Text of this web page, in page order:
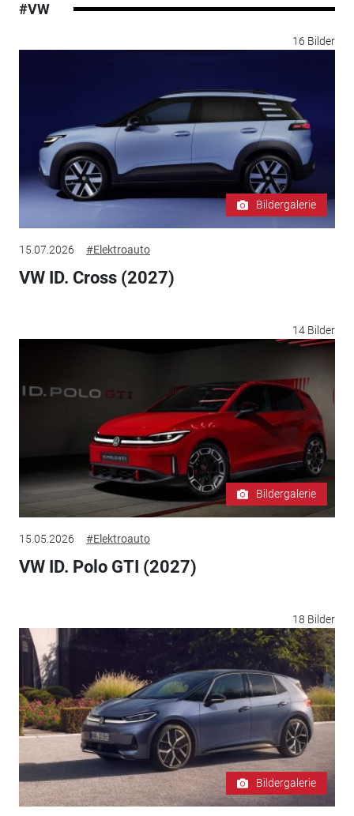
#VW
16 Bilder
Bildergalerie
15.07.2026 #Elektroauto
VW ID. Cross (2027)
14 Bilder
Bildergalerie
15.05.2026 #Elektroauto
VW ID. Polo GTI (2027)
18 Bilder
Bildergalerie